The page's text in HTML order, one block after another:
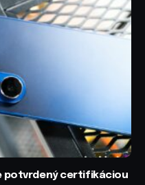
potvrdený certifikáciou